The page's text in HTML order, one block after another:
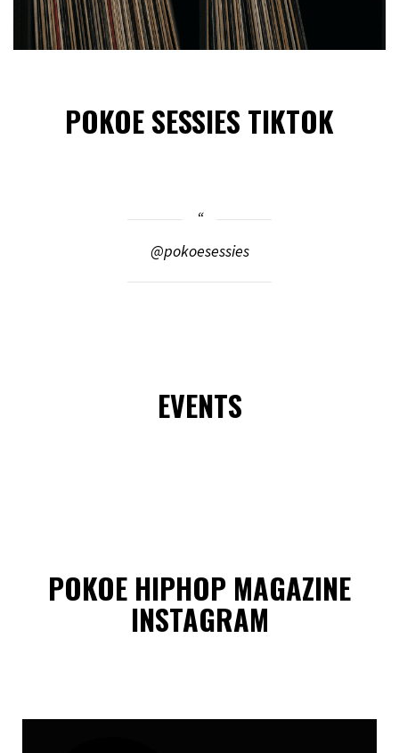
POKOE SESSIES TIKTOK
@pokoesessies
EVENTS
POKOE HIPHOP MAGAZINE
INSTAGRAM